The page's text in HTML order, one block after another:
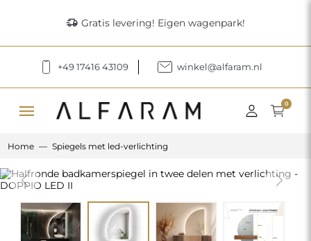
delivery_truck_speed Gratis levering! Eigen wagenpark!
+49 17416 43109 winkel@alfaram.nl
menu 0
Home Spiegels met led-verlichting
Previous Next